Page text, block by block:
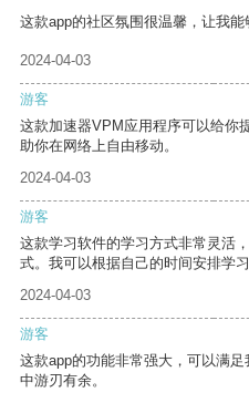
这款app的社区氛围很温馨，让我能
2024-04-03
游客
这款加速器VPM应用程序可以给你
助你在网络上自由移动。
2024-04-03
游客
这款学习软件的学习方式非常灵活
式。我可以根据自己的时间安排学习
2024-04-03
游客
这款app的功能非常强大，可以满
中游刃有余。